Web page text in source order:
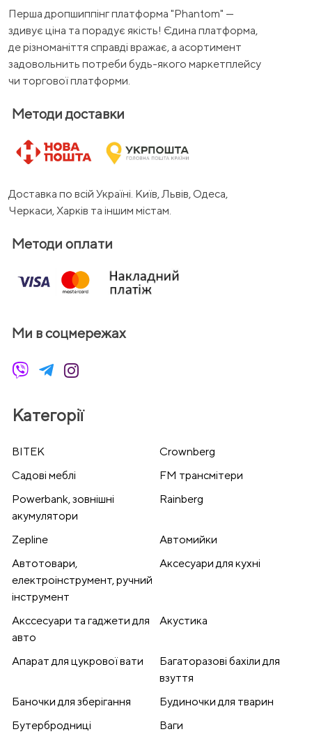
Перша дропшиппінг платформа "Phantom" —
здивує ціна та порадує якість! Єдина платформа,
де різноманіття справді вражає, а асортимент
задовольнить потреби будь-якого маркетплейсу
чи торгової платформи.
Методи доставки
Доставка по всій Україні. Київ, Львів, Одеса,
Черкаси, Харків та іншим містам.
Методи оплати
Ми в соцмережах
Категорії
BITEK
Crownberg
Cадові меблі
FM трансмітери
Powerbank, зовнішні
акумулятори
Rainberg
Zepline
Автомийки
Автотовари,
електроінструмент, ручний
інструмент
Аксесуари для кухні
Акссесуари та гаджети для
авто
Акустика
Апарат для цукрової вати
Багаторазові бахіли для
взуття
Баночки для зберігання
Будиночки для тварин
Бутербродниці
Ваги